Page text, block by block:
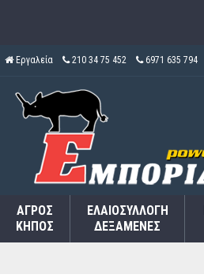
Εργαλεία 210 34 75 452 6971 635 794
ΑΓΡΌΣ
ΚΉΠΟΣ
ΕΛΑΙΟΣΥΛΛΟΓΉ
ΔΕΞΑΜΕΝΈΣ